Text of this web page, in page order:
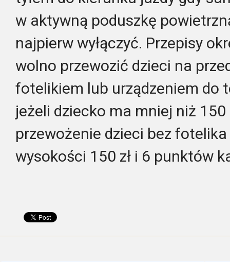
w aktywną poduszkę
najpierw wyłączyć. Przepisy
wolno przewozić dzieci na
fotelikiem lub urządzeniem do
jeżeli dziecko ma mniej niż
przewożenie dzieci bez
wysokości 150 zł i 6 punktów